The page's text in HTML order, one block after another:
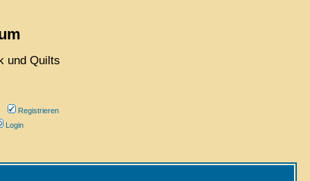
und Quilts
Registrieren
Login